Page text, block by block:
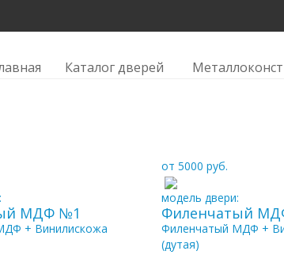
Каталог дверей
МДФ»
МДФ №1
+ Винилискожа
от 5000 руб.
модель двери:
Филенчатый
Филенчатый МДФ +
(дутая)